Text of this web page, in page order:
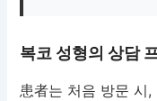
복코 성형의 상담
患者는 처음 방문 시